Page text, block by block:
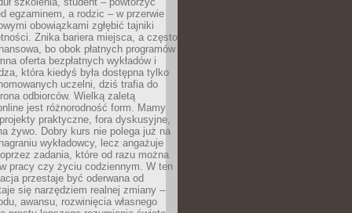
egzaminem, a rodzic – w przerwie
obowiązkami zgłębić tajniki
Znika bariera miejsca, a często
bo obok płatnych programów
oferta bezpłatnych wykładów i
która kiedyś była dostępna tylko
uczelni, dziś trafia do
odbiorców. Wielką zaletą
jest różnorodność form. Mamy
praktyczne, fora dyskusyjne,
żywo. Dobry kurs nie polega już na
wykładowcy, lecz angażuje
zadania, które od razu można
pracy czy życiu codziennym. W ten
przestaje być oderwana od
się narzędziem realnej zmiany –
awansu, rozwinięcia własnego